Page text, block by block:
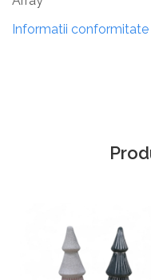
Informatii conformitate